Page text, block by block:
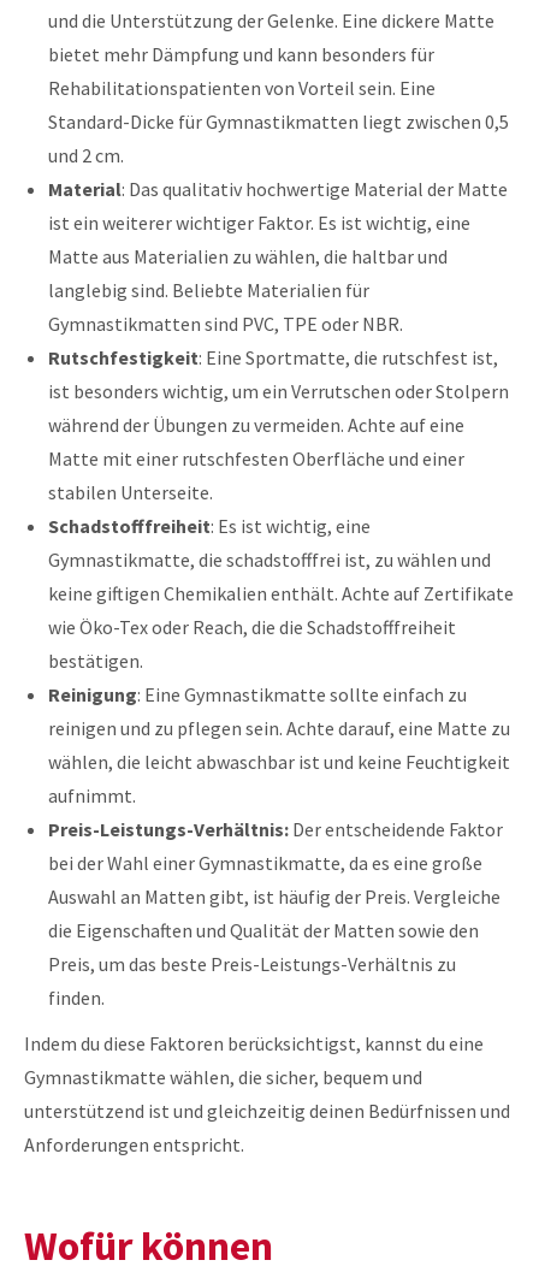
und die Unterstützung der Gelenke. Eine dickere Matte
bietet mehr Dämpfung und kann besonders für
Rehabilitationspatienten von Vorteil sein. Eine
Standard-Dicke für Gymnastikmatten liegt zwischen 0,5
und 2 cm.
Material: Das qualitativ hochwertige Material der Matte
ist ein weiterer wichtiger Faktor. Es ist wichtig, eine
Matte aus Materialien zu wählen, die haltbar und
langlebig sind. Beliebte Materialien für
Gymnastikmatten sind PVC, TPE oder NBR.
Rutschfestigkeit: Eine Sportmatte, die rutschfest ist,
ist besonders wichtig, um ein Verrutschen oder Stolpern
während der Übungen zu vermeiden. Achte auf eine
Matte mit einer rutschfesten Oberfläche und einer
stabilen Unterseite.
Schadstofffreiheit: Es ist wichtig, eine
Gymnastikmatte, die schadstofffrei ist, zu wählen und
keine giftigen Chemikalien enthält. Achte auf Zertifikate
wie Öko-Tex oder Reach, die die Schadstofffreiheit
bestätigen.
Reinigung: Eine Gymnastikmatte sollte einfach zu
reinigen und zu pflegen sein. Achte darauf, eine Matte zu
wählen, die leicht abwaschbar ist und keine Feuchtigkeit
aufnimmt.
Preis-Leistungs-Verhältnis: Der entscheidende Faktor
bei der Wahl einer Gymnastikmatte, da es eine große
Auswahl an Matten gibt, ist häufig der Preis. Vergleiche
die Eigenschaften und Qualität der Matten sowie den
Preis, um das beste Preis-Leistungs-Verhältnis zu
finden.
Indem du diese Faktoren berücksichtigst, kannst du eine
Gymnastikmatte wählen, die sicher, bequem und
unterstützend ist und gleichzeitig deinen Bedürfnissen und
Anforderungen entspricht.
Wofür können